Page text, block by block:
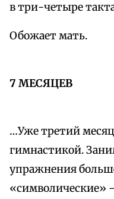
в три-четыре
Обожает мать.
7 МЕСЯЦЕВ
…Уже третий
гимнастикой.
упражнения
«символические»